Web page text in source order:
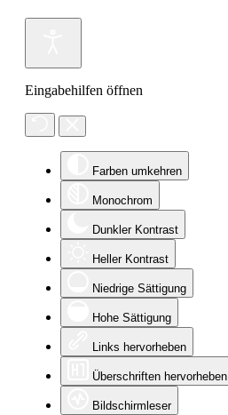
Eingabehilfen öffnen
Farben umkehren
Monochrom
Dunkler Kontrast
Heller Kontrast
Niedrige Sättigung
Hohe Sättigung
Links hervorheben
Überschriften hervorheben
Bildschirmleser